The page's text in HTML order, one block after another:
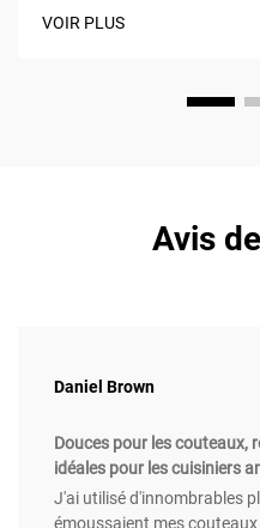
VOIR PLUS
Avis
Daniel Brown
Douces pour les couteaux,
idéales pour les cuisiniers
J'ai utilisé d'innombrables
émoussaient mes